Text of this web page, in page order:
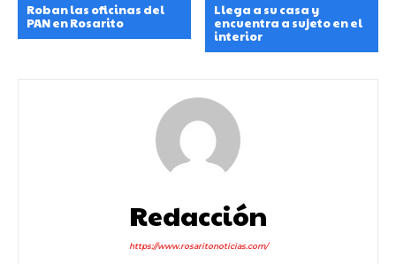
Roban las oficinas del
PAN en Rosarito
Llega a su casa y
encuentra a sujeto en el
interior
Redacción
https://www.rosaritonoticias.com/